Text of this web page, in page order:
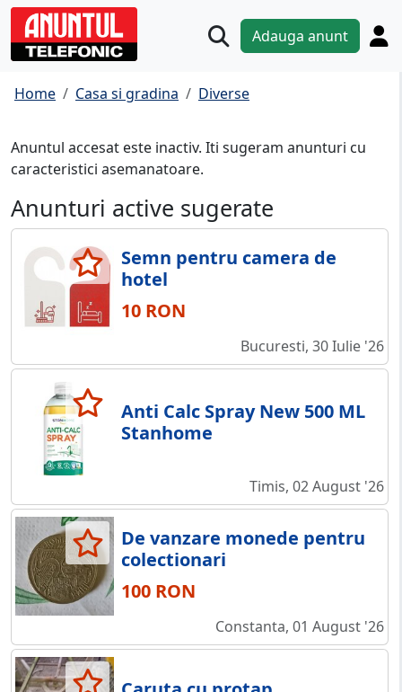
Adauga anunt
Home Casa si gradina Diverse
Anuntul accesat este inactiv. Iti sugeram anunturi cu
caracteristici asemanatoare.
Anunturi active sugerate
Semn pentru camera de
hotel
10 RON
Bucuresti, 30 Iulie '26
Anti Calc Spray New 500 ML
Stanhome
Timis, 02 August '26
De vanzare monede pentru
colectionari
100 RON
Constanta, 01 August '26